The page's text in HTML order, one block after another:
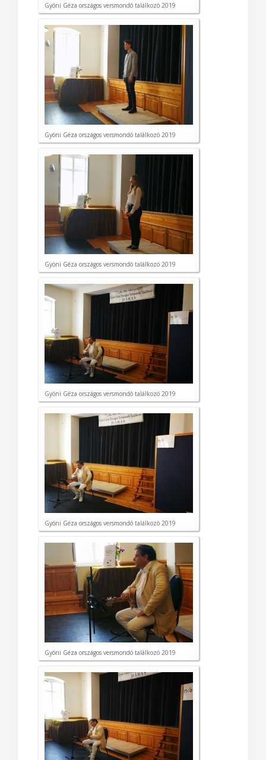
Gyóni Géza országos versmondó találkozó 2019
Gyóni Géza országos versmondó találkozó 2019
Gyóni Géza országos versmondó találkozó 2019
Gyóni Géza országos versmondó találkozó 2019
Gyóni Géza országos versmondó találkozó 2019
Gyóni Géza országos versmondó találkozó 2019